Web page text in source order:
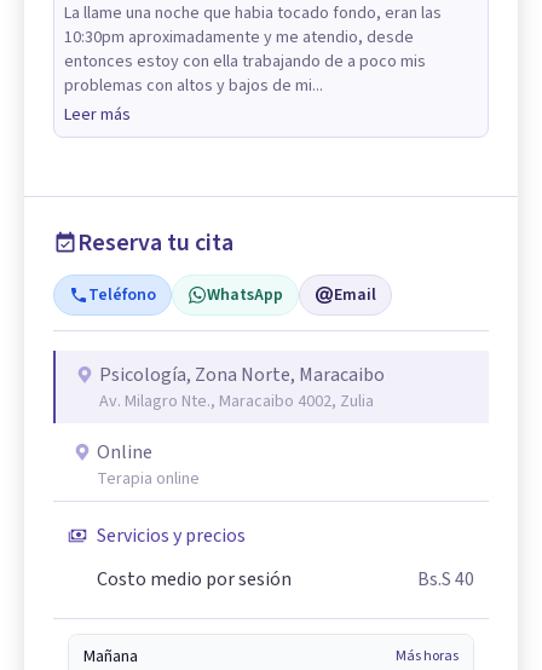
La llame una noche que habia tocado fondo, eran las
10:30pm aproximadamente y me atendio, desde
entonces estoy con ella trabajando de a poco mis
problemas con altos y bajos de mi...
Leer más
Reserva tu cita
Teléfono WhatsApp Email
Psicología, Zona Norte, Maracaibo
Av. Milagro Nte., Maracaibo 4002, Zulia
Online
Terapia online
Servicios y precios
Costo medio por sesión
Bs.S 40
Mañana Más horas